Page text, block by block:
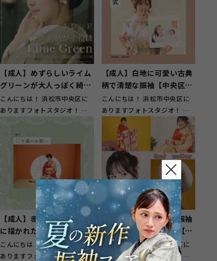
【成人】めずらしいライム
グリーンが大人っぽく綺麗
な振袖【湖西市】
こんにちは！ 浜松市中央区に
ありますフォトスタジオ！ ガ
市のお客様...
【成人】白地に可愛い古典
柄で清楚な振袖【中央区湖
東町】
こんにちは！ 浜松市中央区に
ありますフォトスタジオ！ ガ
ーネット浜松西店です！ 中央
区湖東町の...
【成人】赤地に小花が全体
に描かれた華やか振袖！
【中央区若林町】
こんにちは！ 浜松市中央区に
ありますフォトスタジオ！ ガ
【成人】明るい朱赤の振袖
が映える古典柄振袖！【湖
西市】
こんにちは！ 浜松市中央区に
ありますフォトスタジオ！ ガ